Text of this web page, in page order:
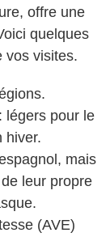
offre une
quelques
vos visites.
légers pour le
hiver.
mais
leur propre
(AVE)